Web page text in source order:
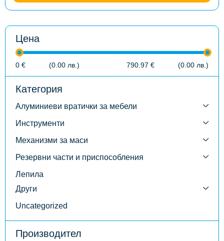
through
16.62 €
лв.)
Цена
0 € (0.00 лв. ) 790.97 € (0.00 лв. )
Категория
Алуминиеви вратички за мебели
Инструменти
Механизми за маси
Резервни части и приспособления
Лепила
Други
Uncategorized
Производител